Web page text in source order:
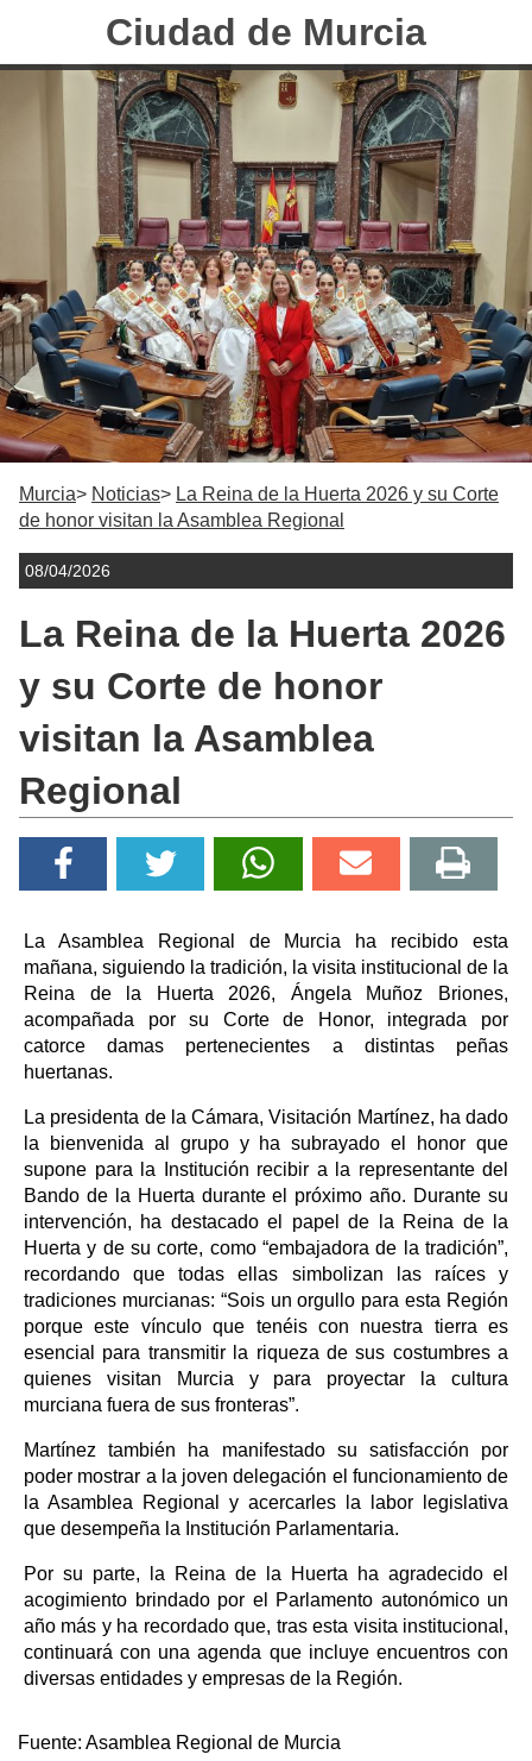
Ciudad de Murcia
Murcia Noticias
La Reina de la Huerta 2026 y su Corte
de honor visitan la Asamblea Regional
08/04/2026
La Reina de la Huerta 2026
y su Corte de honor
visitan la Asamblea
Regional
La Asamblea Regional de Murcia ha recibido esta
mañana, siguiendo la tradición, la visita institucional de la
Reina de la Huerta 2026, Ángela Muñoz Briones,
acompañada por su Corte de Honor, integrada por
catorce damas pertenecientes a distintas peñas
huertanas.
La presidenta de la Cámara, Visitación Martínez, ha dado
la bienvenida al grupo y ha subrayado el honor que
supone para la Institución recibir a la representante del
Bando de la Huerta durante el próximo año. Durante su
intervención, ha destacado el papel de la Reina de la
Huerta y de su corte, como “embajadora de la tradición”,
recordando que todas ellas simbolizan las raíces y
tradiciones murcianas: “Sois un orgullo para esta Región
porque este vínculo que tenéis con nuestra tierra es
esencial para transmitir la riqueza de sus costumbres a
quienes visitan Murcia y para proyectar la cultura
murciana fuera de sus fronteras”.
Martínez también ha manifestado su satisfacción por
poder mostrar a la joven delegación el funcionamiento de
la Asamblea Regional y acercarles la labor legislativa
que desempeña la Institución Parlamentaria.
Por su parte, la Reina de la Huerta ha agradecido el
acogimiento brindado por el Parlamento autonómico un
año más y ha recordado que, tras esta visita institucional,
continuará con una agenda que incluye encuentros con
diversas entidades y empresas de la Región.
Fuente: Asamblea Regional de Murcia